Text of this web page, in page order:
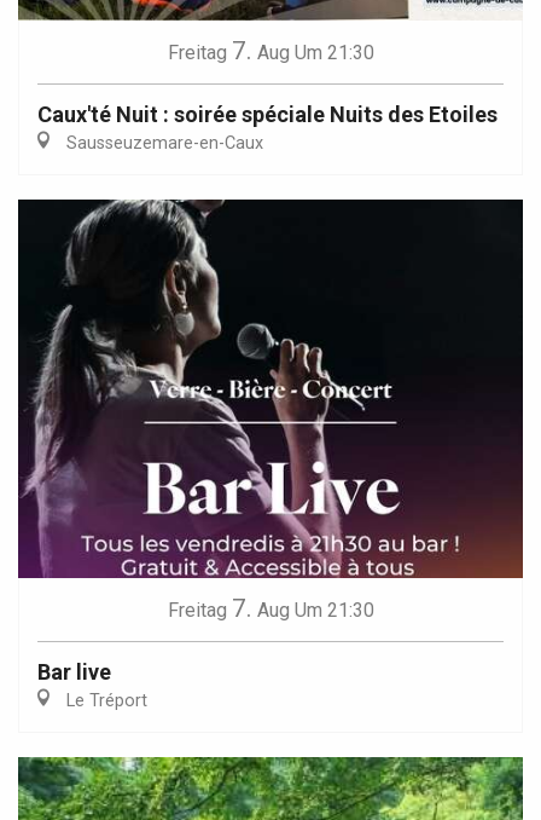
Freitag 7. Aug Um 21:30
Caux'té Nuit : soirée spéciale Nuits des Etoiles
Sausseuzemare-en-Caux
Freitag 7. Aug Um 21:30
Bar live
Le Tréport